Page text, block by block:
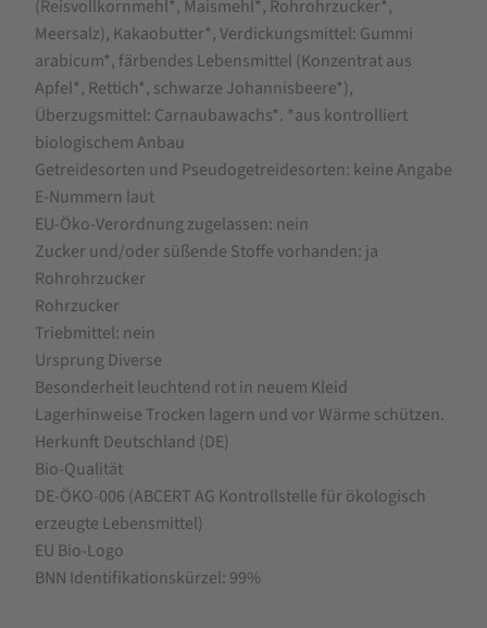
(Reisvollkornmehl*, Maismehl*, Rohrohrzucker*,
Meersalz), Kakaobutter*, Verdickungsmittel: Gummi
arabicum*, färbendes Lebensmittel (Konzentrat aus
Apfel*, Rettich*, schwarze Johannisbeere*),
Überzugsmittel: Carnaubawachs*. *aus kontrolliert
biologischem Anbau
Getreidesorten und Pseudogetreidesorten: keine Angabe
E-Nummern laut
EU-Öko-Verordnung zugelassen: nein
Zucker und/oder ­süßende Stoffe vorhanden: ja
Rohrohrzucker
Rohrzucker
Triebmittel: nein
Ursprung Diverse
Besonderheit leuchtend rot in neuem Kleid
Lagerhinweise Trocken lagern und vor Wärme schützen.
Herkunft Deutschland (DE)
Bio-Qualität
DE-ÖKO-006 (ABCERT AG Kontrollstelle für ökologisch
erzeugte Lebensmittel)
EU Bio-Logo
BNN Identifikations­kürzel: 99%